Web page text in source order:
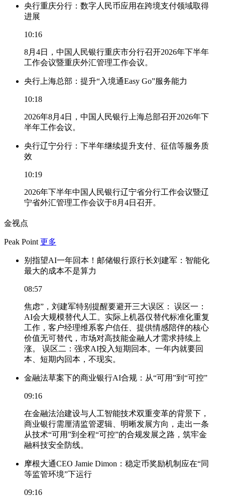
央行重庆分行：数字人民币应用在跨境支付领域取得
进展
10:16
8月4日，中国人民银行重庆市分行召开2026年下半年
工作会议暨重庆外汇管理工作会议。
央行上海总部：提升“入境通Easy Go”服务能力
10:18
2026年8月4日，中国人民银行上海总部召开2026年下
半年工作会议。
央行辽宁分行：下半年继续提升支付、征信等服务质
效
10:19
2026年下半年中国人民银行辽宁省分行工作会议暨辽
宁省外汇管理工作会议于8月4日召开。
金视点
Peak Point 更多
别指望AI一年回本！邮储银行原行长刘建军：智能化
最大的成本不是算力
08:57
焦虑”，刘建军特别提醒要避开三大误区： 误区一：
AI会大规模替代人工。实际上机器仅替代标准化重复
工作，客户经理维系客户信任、提供情感陪伴的核心
价值无可替代，市场对高技能金融人才需求持续上
涨。 误区二：强求AI投入短期回本。一年内就要回
本、短期内回本，不现实。
金融法草案下的商业银行AI合规：从“可用”到“可控”
09:16
在金融法治建设与人工智能技术双重变革的背景下，
商业银行需厘清监管逻辑、明晰发展方向，走出一条
从技术“可用”到全程“可控”的合规发展之路，筑牢金
融科技安全防线。
摩根大通CEO Jamie Dimon：稳定币奖励机制应在“同
等监管环境”下运行
09:16